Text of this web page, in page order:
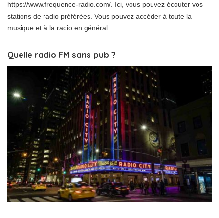
https://www.frequence-radio.com/. Ici, vous pouvez écouter vos
stations de radio préférées. Vous pouvez accéder à toute la
musique et à la radio en général.
Quelle radio FM sans pub ?